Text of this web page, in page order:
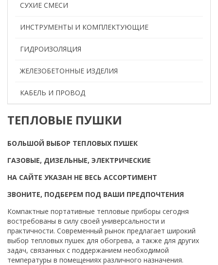
СУХИЕ СМЕСИ
ИНСТРУМЕНТЫ И КОМПЛЕКТУЮЩИЕ
ГИДРОИЗОЛЯЦИЯ
ЖЕЛЕЗОБЕТОННЫЕ ИЗДЕЛИЯ
КАБЕЛЬ И ПРОВОД
ТЕПЛОВЫЕ ПУШКИ
БОЛЬШОЙ ВЫБОР ТЕПЛОВЫХ ПУШЕК
ГАЗОВЫЕ, ДИЗЕЛЬНЫЕ, ЭЛЕКТРИЧЕСКИЕ
НА САЙТЕ УКАЗАН НЕ ВЕСЬ АССОРТИМЕНТ
ЗВОНИТЕ, ПОДБЕРЕМ ПОД ВАШИ ПРЕДПОЧТЕНИЯ
Компактные портативные тепловые приборы сегодня
востребованы в силу своей универсальности и
практичности. Современный рынок предлагает широкий
выбор тепловых пушек для обогрева, а также для других
задач, связанных с поддержанием необходимой
температуры в помещениях различного назначения.